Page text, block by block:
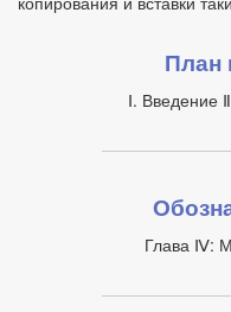
План
Ⅰ. Введение
Глава Ⅳ: